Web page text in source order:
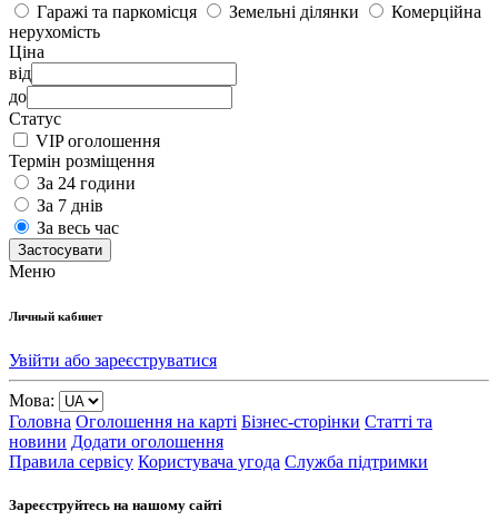
Гаражі та паркомісця
Земельні ділянки
Комерційна
нерухомість
Ціна
від
до
Статус
VIP оголошення
Термін розміщення
За 24 години
За 7 днів
За весь час
Застосувати
Меню
Личный кабинет
Увійти або зареєструватися
Мова:
Головна Оголошення на карті Бізнес-сторінки Статті та
новини Додати оголошення
Правила сервісу Користувача угода Служба підтримки
Зареєструйтесь на нашому сайті